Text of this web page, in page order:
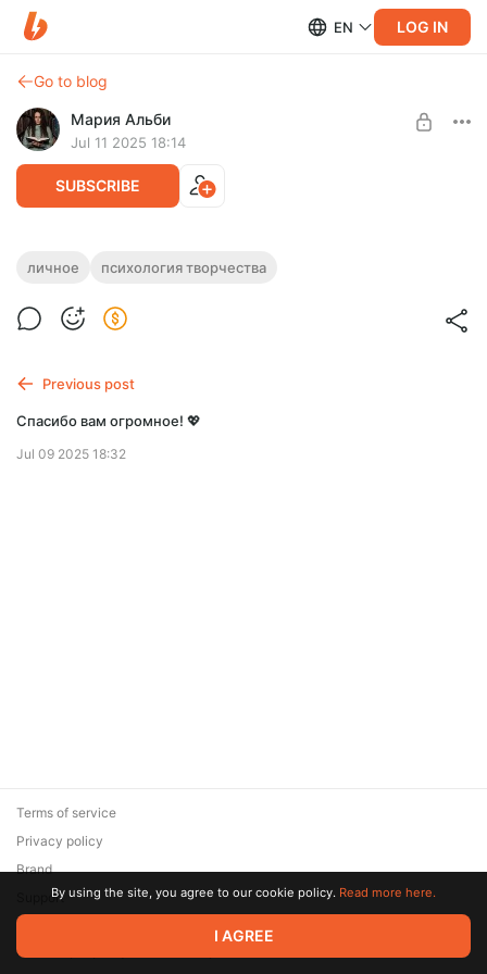
EN LOG IN
Go to blog
Мария Альби
Jul 11 2025 18:14
SUBSCRIBE
Заметки о блогинге, творчестве, работе
Тщательно отобранные заметки, мои дневниковые записи
личное психология творчества
Previous post
Спасибо вам огромное! 💖
Jul 09 2025 18:32
© 2026 Zaya Solutions Limited. All rights reserved. All trademarks
are the property of their respective owners.
Terms of service
Privacy policy
Brand
SupportBy using the site, you agree to our cookie policy. Read more here.
I AGREE